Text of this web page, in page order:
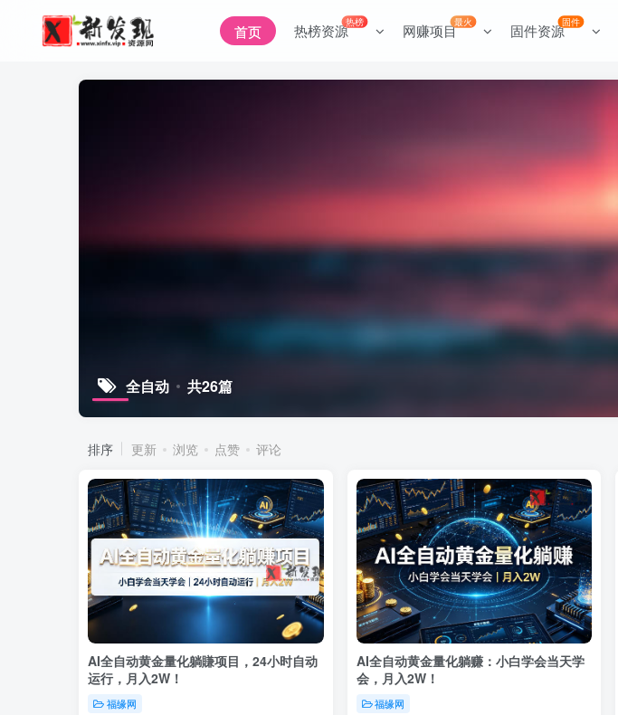
首页 热榜资源热榜 网赚项目最火 固件资源固件
全自动 共26篇
排序 更新 浏览 点赞 评论
AI全自动黄金量化躺賺项目，24小时自动
运行，月入2W！
福缘网
AI全自动黄金量化躺赚：小白学会当天学
会，月入2W！
福缘网